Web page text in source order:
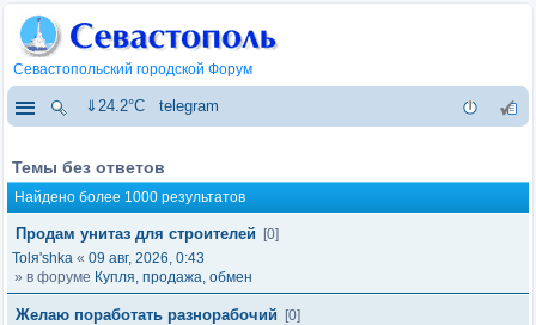
Севастопольский городской Форум
⇓24.2°C telegram
Темы без ответов
Найдено более 1000 результатов
Продам унитаз для строителей
[0]
Tolя'shka « 09 авг, 2026, 0:43
» в форуме Купля, продажа, обмен
Желаю поработать разнорабочий
[0]